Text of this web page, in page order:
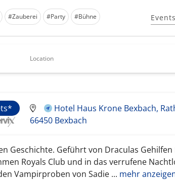
#Zauberei #Party #Bühne
Location
Hotel Haus Krone Bexbach,
66450 Bexbach
Geschichte. Geführt von Draculas Gehilfen
Royals Club und in das verrufene
Vampirproben von Sadie ... mehr